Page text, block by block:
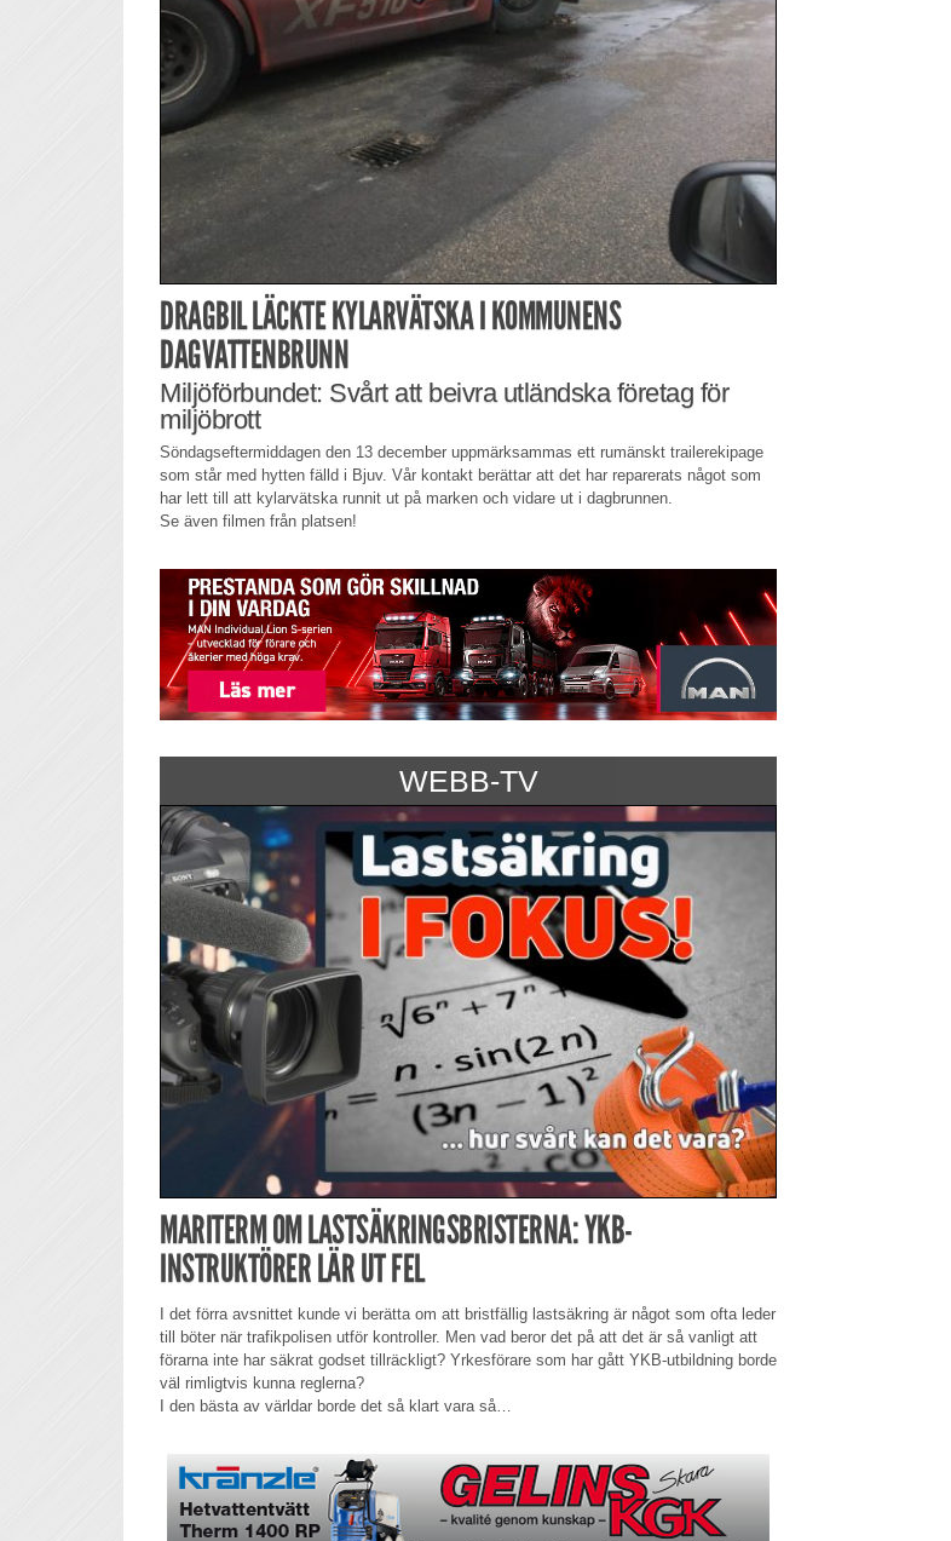
DRAGBIL LÄCKTE KYLARVÄTSKA I KOMMUNENS
DAGVATTENBRUNN
Miljöförbundet: Svårt att beivra utländska företag för
miljöbrott
Söndagseftermiddagen den 13 december uppmärksammas ett rumänskt trailerekipage
som står med hytten fälld i Bjuv. Vår kontakt berättar att det har reparerats något som
har lett till att kylarvätska runnit ut på marken och vidare ut i dagbrunnen.
Se även filmen från platsen!
WEBB-TV
MARITERM OM LASTSÄKRINGSBRISTERNA: YKB-
INSTRUKTÖRER LÄR UT FEL
I det förra avsnittet kunde vi berätta om att bristfällig lastsäkring är något som ofta leder
till böter när trafikpolisen utför kontroller. Men vad beror det på att det är så vanligt att
förarna inte har säkrat godset tillräckligt? Yrkesförare som har gått YKB-utbildning borde
väl rimligtvis kunna reglerna?
I den bästa av världar borde det så klart vara så…